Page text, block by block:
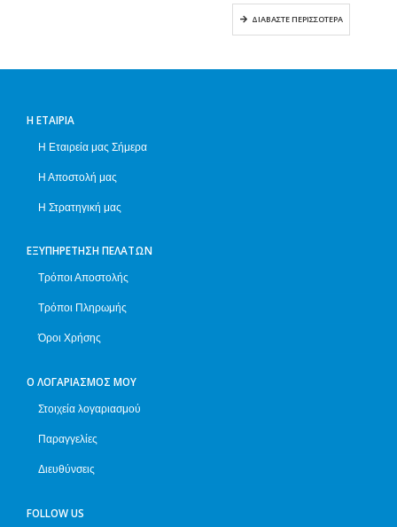
ΔΙΑΒΆΣΤΕ ΠΕΡΙΣΣΌΤΕΡΑ
Η ΕΤΑΙΡΊΑ
Η Εταιρεία μας Σήμερα
Η Αποστολή μας
Η Στρατηγική μας
ΕΞΥΠΗΡΈΤΗΣΗ ΠΕΛΑΤΏΝ
Τρόποι Αποστολής
Τρόποι Πληρωμής
Όροι Χρήσης
Ο ΛΟΓΑΡΙΑΣΜΌΣ ΜΟΥ
Στοιχεία λογαριασμού
Παραγγελίες
Διευθύνσεις
FOLLOW US